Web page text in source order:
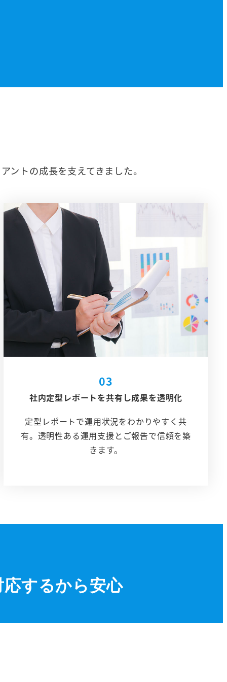
ントの成長を支えてきました。
03
社内定型レポートを共有し成果を透明化
定型レポートで運用状況をわかりやすく共
有。透明性ある運用支援とご報告で信頼を築
きます。
するから安心